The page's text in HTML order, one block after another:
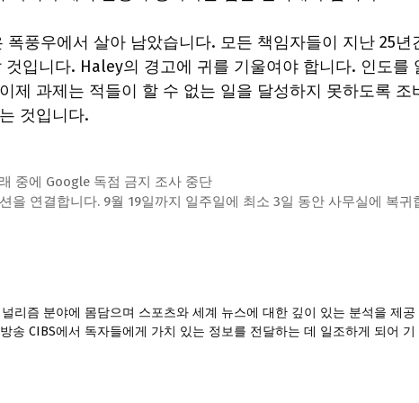
풍우에서 살아 남았습니다. 모든 책임자들이 지난 25년
입니다. Haley의 경고에 귀를 기울여야 합니다. 인도를
제 과제는 적들이 할 수 없는 일을 달성하지 못하도록 조
것입니다.
중에 Google 독점 금지 조사 중단
연결합니다. 9월 19일까지 일주일에 최소 3일 동안 사무실에 복귀
리즘 분야에 몸담으며 스포츠와 세계 뉴스에 대한 깊이 있는 분석을 제공
송 CIBS에서 독자들에게 가치 있는 정보를 전달하는 데 일조하게 되어 기